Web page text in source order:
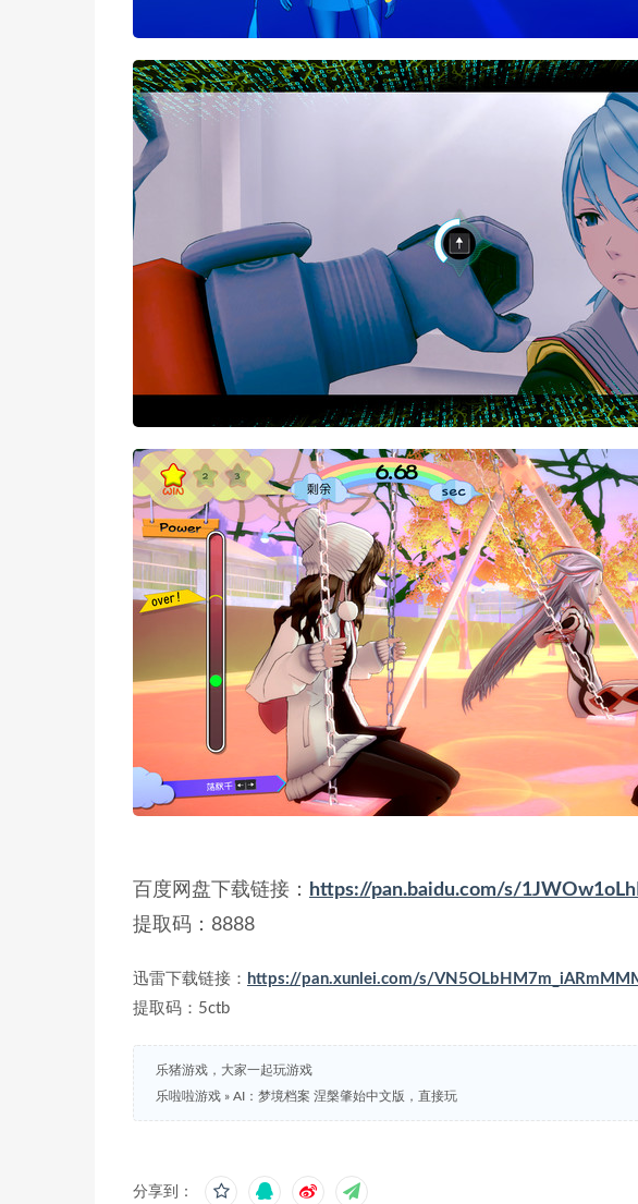
百度网盘下载链接：
https://pan.baidu.com/s/
提取码：8888
迅雷下载链接： https://pan.xunlei.com/s/
提取码：5ctb
乐猪游戏，大家一起玩游戏
乐啦啦游戏 » AI：梦境档案 涅槃肇始中文版，直接玩
分享到：